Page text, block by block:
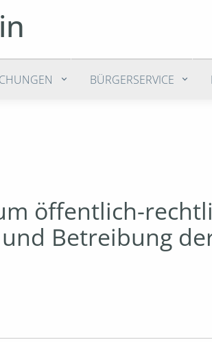
BÜRGERSERVICE
öffentlich-
Betreibung